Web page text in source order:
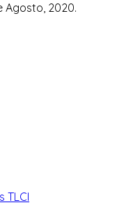
Agosto, 2020.
TLCI